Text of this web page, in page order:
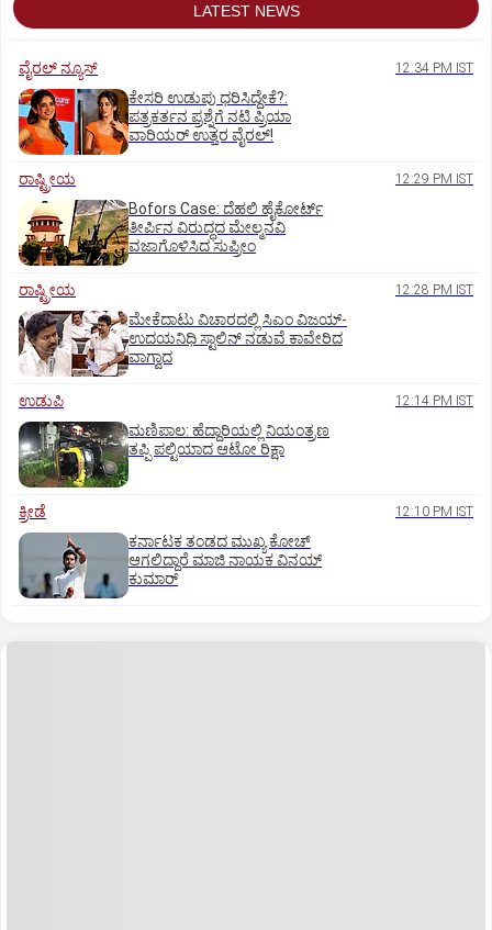
LATEST NEWS
ವೈರಲ್ ನ್ಯೂಸ್ 12:34 PM IST
ಕೇಸರಿ ಉಡುಪು ಧರಿಸಿದ್ದೇಕೆ?:
ಪತ್ರಕರ್ತನ ಪ್ರಶ್ನೆಗೆ ನಟಿ ಪ್ರಿಯಾ
ವಾರಿಯರ್ ಉತ್ತರ ವೈರಲ್!
ರಾಷ್ಟ್ರೀಯ 12:29 PM IST
Bofors Case: ದೆಹಲಿ ಹೈಕೋರ್ಟ್‌
ತೀರ್ಪಿನ ವಿರುದ್ಧದ ಮೇಲ್ಮನವಿ
ವಜಾಗೊಳಿಸಿದ ಸುಪ್ರೀಂ
ರಾಷ್ಟ್ರೀಯ 12:28 PM IST
ಮೇಕೆದಾಟು ವಿಚಾರದಲ್ಲಿ ಸಿಎಂ ವಿಜಯ್-
ಉದಯನಿಧಿ ಸ್ಟಾಲಿನ್ ನಡುವೆ ಕಾವೇರಿದ
ವಾಗ್ವಾದ
ಉಡುಪಿ 12:14 PM IST
ಮಣಿಪಾಲ: ಹೆದ್ದಾರಿಯಲ್ಲಿ ನಿಯಂತ್ರಣ
ತಪ್ಪಿ ಪಲ್ಟಿಯಾದ ಆಟೋ ರಿಕ್ಷಾ
ಕ್ರೀಡೆ 12:10 PM IST
ಕರ್ನಾಟಕ ತಂಡದ ಮುಖ್ಯ ಕೋಚ್‌
ಆಗಲಿದ್ದಾರೆ ಮಾಜಿ ನಾಯಕ ವಿನಯ್‌
ಕುಮಾರ್